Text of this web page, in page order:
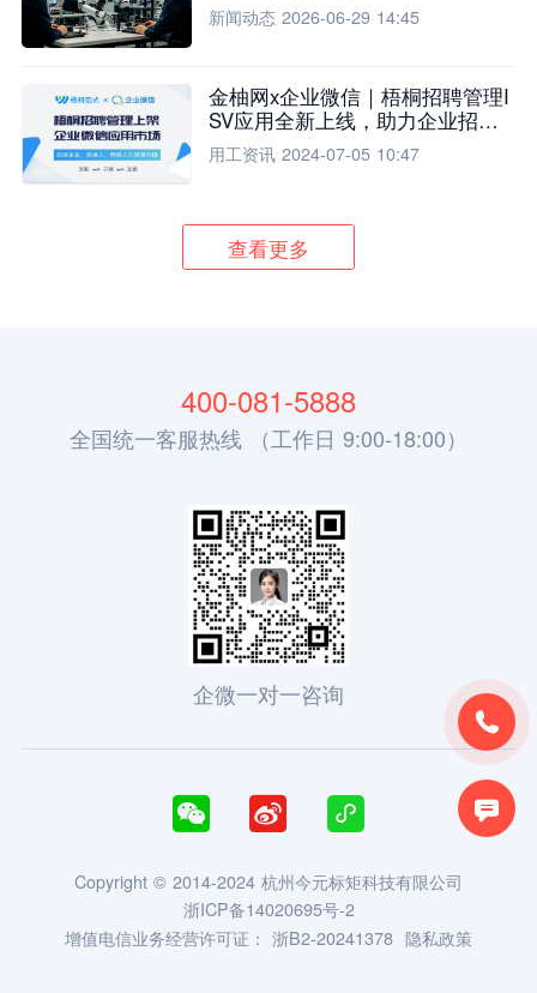
新闻动态 2026-06-29 14:45
金柚网x企业微信｜梧桐招聘管理I
SV应用全新上线，助力企业招聘
流程全面升级
用工资讯 2024-07-05 10:47
查看更多


400-081-5888
全国统一客服热线 （工作日 9:00-18:00）
企微一对一咨询
  
Copyright © 2014-2024 杭州今元标矩科技有限公司
浙ICP备14020695号-2
增值电信业务经营许可证： 浙B2-20241378 隐私政策